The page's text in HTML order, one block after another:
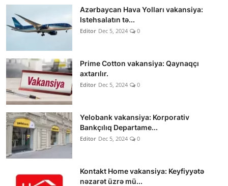
Azərbaycan Hava Yolları vakansiya:
Istehsalatın tə...
Editor Dec 5, 2024 0
Prime Cotton vakansiya: Qaynaqçı
axtarılır.
Editor Dec 5, 2024 0
Yelobank vakansiya: Korporativ
Bankçılıq Departame...
Editor Dec 5, 2024 0
Kontakt Home vakansiya: Keyfiyyətə
nəzarət üzrə mü...